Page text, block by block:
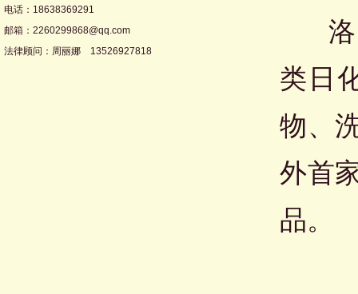
电话：18638369291
邮箱：2260299868@qq.com
法律顾问：周丽娜 13526927818
洛
类日
物、
外首
品。